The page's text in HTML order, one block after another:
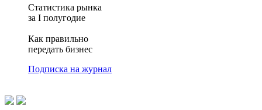
Статистика рынка
за I полугодие
Как правильно
передать бизнес
Подписка на журнал